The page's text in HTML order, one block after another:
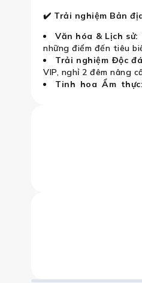
✔️ Trải nghiệm Bản
Văn hóa & Lịch sử:
những điểm đến tiêu
Trải nghiệm Độc
VIP, nghỉ 2 đêm nâng
Tinh hoa Ẩm thực:
Michelin tại Suan